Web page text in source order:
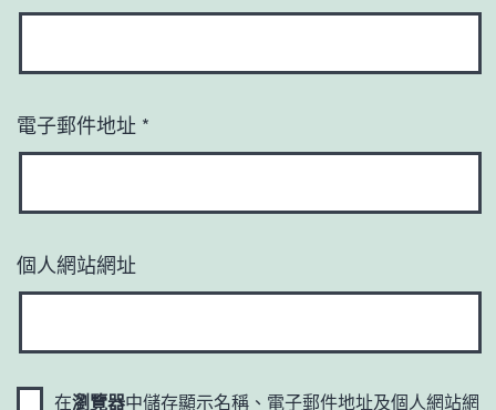
電子郵件地址 *
個人網站網址
在瀏覽器中儲存顯示名稱、電子郵件地址及個人網站網